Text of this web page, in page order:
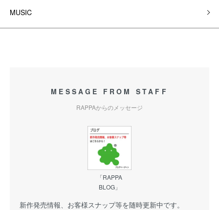
MUSIC
MESSAGE FROM STAFF
RAPPAからのメッセージ
「RAPPA
BLOG」
新作発売情報、お客様スナップ等を随時更新中です。